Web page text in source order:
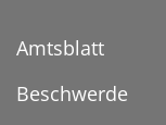
Amtsblatt
Beschwerde